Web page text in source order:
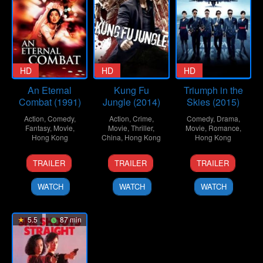
HD
An Eternal
Combat (1991)
Action,Comedy,
Fantasy, Movie,
Hong Kong
5
Jan
1991
Thomas
Yip
TRAILER
WATCH
HD
Kung Fu
Jungle (2014)
Action,Crime,
Movie,Thriller,
China, Hong Kong
31
Oct
2014
Donnie
Yen
TRAILER
WATCH
HD
Triumph in the
Skies (2015)
Comedy, Drama,
Movie, Romance,
Hong Kong
19
Feb
2015
Wilson
Yip
TRAILER
WATCH
5.5 87 min